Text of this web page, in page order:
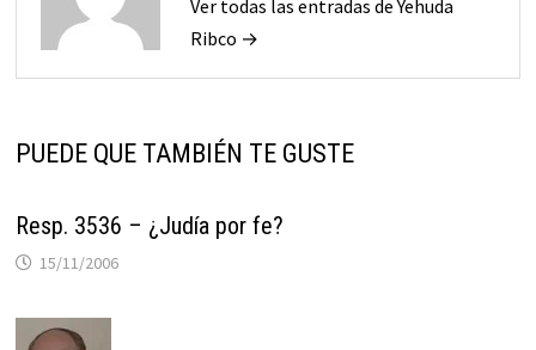
Ver todas las entradas de Yehuda
Ribco →
PUEDE QUE TAMBIÉN TE GUSTE
Resp. 3536 – ¿Judía por fe?
15/11/2006